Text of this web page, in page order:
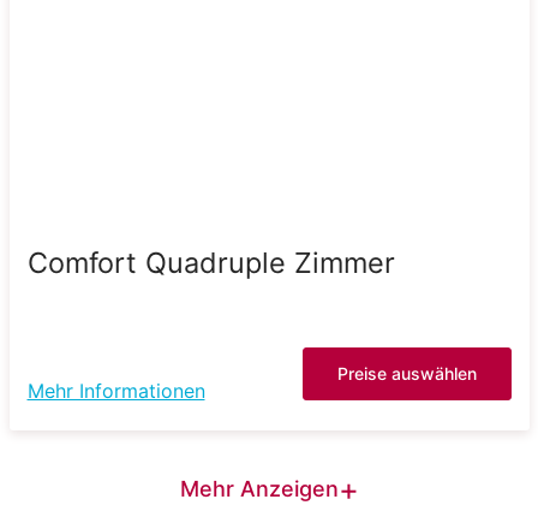
Comfort Quadruple Zimmer
Mehr Informationen
Preise auswählen
Mehr Anzeigen+